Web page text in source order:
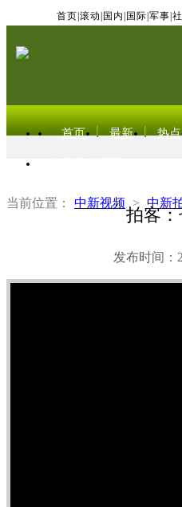
首页 滚动 国内 国际 军事
首页 最新 热点
当前位置： 中新视频 > 中新
拍客
发布时间：